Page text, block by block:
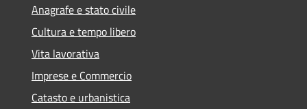
Anagrafe e stato civile
Cultura e tempo libero
Vita lavorativa
Imprese e Commercio
Catasto e urbanistica